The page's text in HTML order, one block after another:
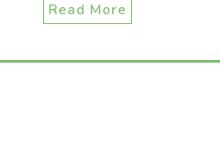
Read More